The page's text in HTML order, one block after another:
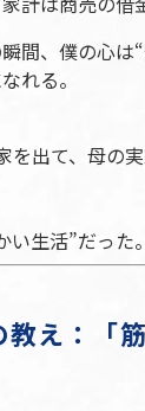
間、僕の心は“
れる。
を出て、母の
生活”だった。
え：「